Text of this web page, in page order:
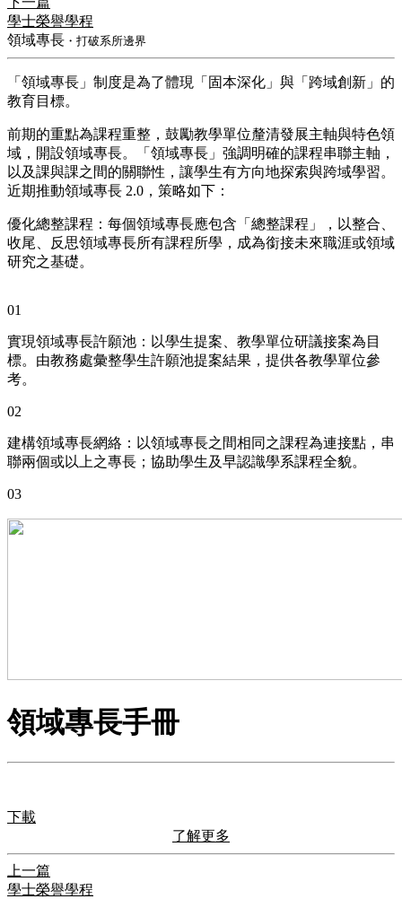
學士榮譽學程
領域專長 ・打破系所邊界
「領域專長」制度是為了體現「固本深化」與「跨域創新」的
教育目標。
前期的重點為課程重整，鼓勵教學單位釐清發展主軸與特色領
域，開設領域專長。「領域專長」強調明確的課程串聯主軸，
以及課與課之間的關聯性，讓學生有方向地探索與跨域學習。
近期推動領域專長 2.0，策略如下：
優化總整課程：每個領域專長應包含「總整課程」，以整合、
收尾、反思領域專長所有課程所學，成為銜接未來職涯或領域
研究之基礎。
01
實現領域專長許願池：以學生提案、教學單位研議接案為目
標。由教務處彙整學生許願池提案結果，提供各教學單位參
考。
02
建構領域專長網絡：以領域專長之間相同之課程為連接點，串
聯兩個或以上之專長；協助學生及早認識學系課程全貌。
03
領域專長手冊
下載
了解更多
上一篇
學士榮譽學程